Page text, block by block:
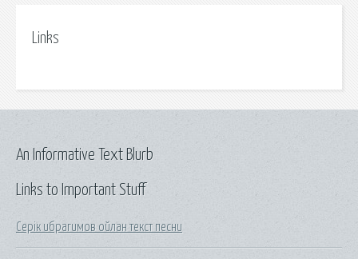
Links
Links to Important Stuff
Серік ибрагимов ойлан текст песни
An Informative Text Blurb